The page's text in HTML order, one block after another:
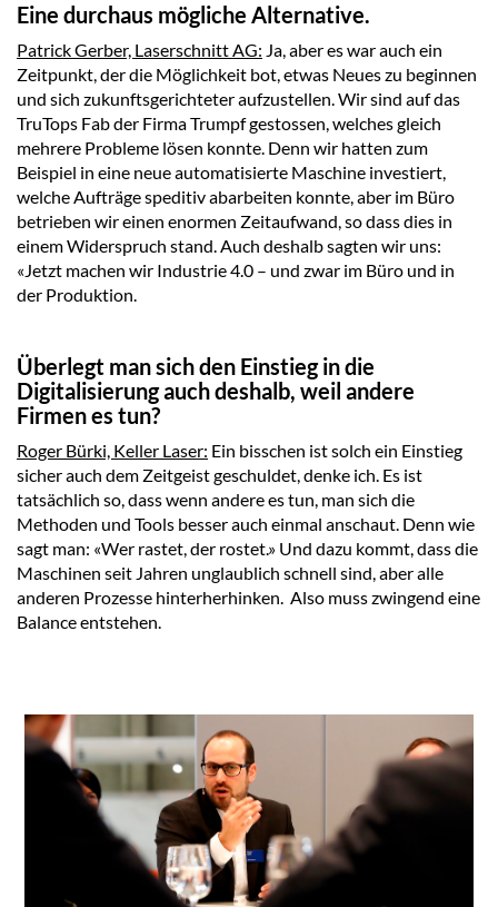
Eine durchaus mögliche Alternative.
Patrick Gerber, Laserschnitt AG: Ja, aber es war auch ein
Zeitpunkt, der die Möglichkeit bot, etwas Neues zu beginnen
und sich zukunftsgerichteter aufzustellen. Wir sind auf das
TruTops Fab der Firma Trumpf gestossen, welches gleich
mehrere Probleme lösen konnte. Denn wir hatten zum
Beispiel in eine neue automatisierte Maschine investiert,
welche Aufträge speditiv abarbeiten konnte, aber im Büro
betrieben wir einen enormen Zeitaufwand, so dass dies in
einem Widerspruch stand. Auch deshalb sagten wir uns:
«Jetzt machen wir Industrie 4.0 – und zwar im Büro und in
der Produktion.
Überlegt man sich den Einstieg in die
Digitalisierung auch deshalb, weil andere
Firmen es tun?
Roger Bürki, Keller Laser: Ein bisschen ist solch ein Einstieg
sicher auch dem Zeitgeist geschuldet, denke ich. Es ist
tatsächlich so, dass wenn andere es tun, man sich die
Methoden und Tools besser auch einmal anschaut. Denn wie
sagt man: «Wer rastet, der rostet.» Und dazu kommt, dass die
Maschinen seit Jahren unglaublich schnell sind, aber alle
anderen Prozesse hinterherhinken. Also muss zwingend eine
Balance entstehen.